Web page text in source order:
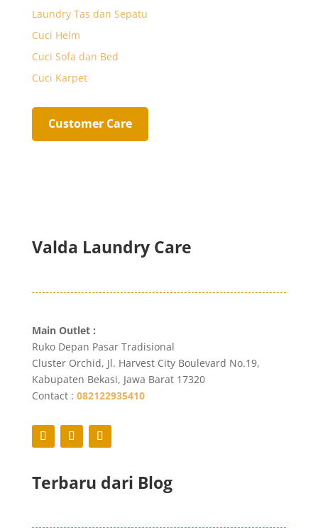
Laundry Tas dan Sepatu
Cuci Helm
Cuci Sofa dan Bed
Cuci Karpet
Customer Care
Valda Laundry Care
Main Outlet :
Ruko Depan Pasar Tradisional
Cluster Orchid, Jl. Harvest City Boulevard No.19,
Kabupaten Bekasi, Jawa Barat 17320
Contact : 082122935410
Terbaru dari Blog